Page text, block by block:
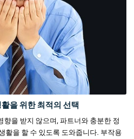
을 위한 최적의 선택
을 받지 않으며, 파트너와 충분한 정
활을 할 수 있도록 도와줍니다. 부작용